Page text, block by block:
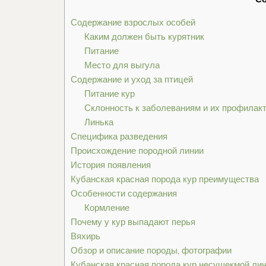
Содержание взрослых особей
Каким должен быть курятник
Питание
Место для выгула
Содержание и уход за птицей
Питание кур
Склонность к заболеваниям и их
Линька
Специфика разведения
Происхождение породной линии
История появления
Кубанская красная порода кур преимущества
Особенности содержания
Кормление
Почему у кур выпадают перья
Вяхирь
Обзор и описание породы, фотографии